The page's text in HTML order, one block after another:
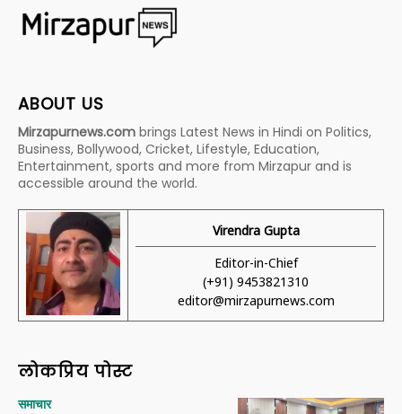
ABOUT US
Mirzapurnews.com brings Latest News in Hindi on Politics,
Business, Bollywood, Cricket, Lifestyle, Education,
Entertainment, sports and more from Mirzapur and is
accessible around the world.
Virendra Gupta
Editor-in-Chief
(+91) 9453821310
editor@mirzapurnews.com
लोकप्रिय पोस्ट
समाचार